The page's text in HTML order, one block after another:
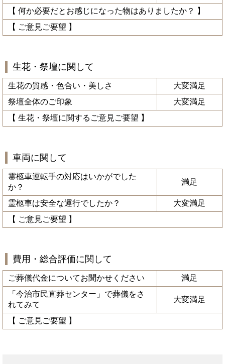
【 何か必要だとお感じになった物はありましたか？ 】
【 ご意見ご要望 】
生花・祭壇に関して
生花の質感・色合い・美しさ
大変満足
祭壇全体のご印象
大変満足
【 生花・祭壇に関するご意見ご要望 】
車両に関して
霊柩車運転手の対応はいかがでした
か？
満足
霊柩車は安全な運行でしたか？
大変満足
【 ご意見ご要望 】
費用・総合評価に関して
ご葬儀代金についてお聞かせください
満足
「今治市民直葬センター」で葬儀をさ
れてみて
大変満足
【 ご意見ご要望 】